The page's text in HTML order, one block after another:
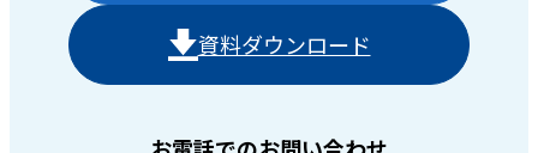
資料ダウンロード